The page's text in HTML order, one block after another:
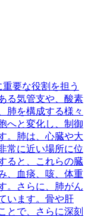
要な役割を担う
る気管支や、酸素
肺を構成する様々
へと変化し、制御
。肺は、心臓や大
常に近い場所に位
ると、これらの臓
、血痰、咳、体重
。さらに、肺がん
います。骨や肝
とで、さらに深刻